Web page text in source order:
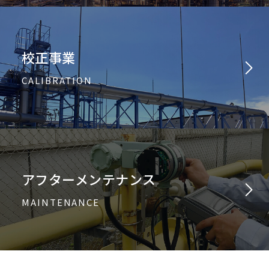
校正事業
CALIBRATION
アフターメンテナンス
MAINTENANCE